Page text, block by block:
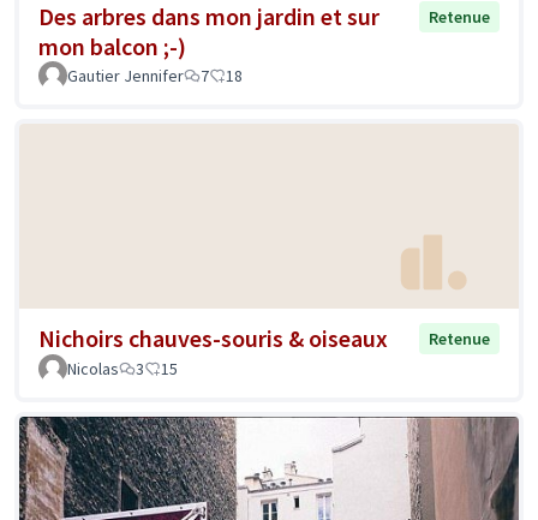
Des arbres dans mon jardin et sur
mon balcon ;-)
Retenue
Gautier Jennifer 7 18
Nichoirs chauves-souris & oiseaux
Retenue
Nicolas
3 15